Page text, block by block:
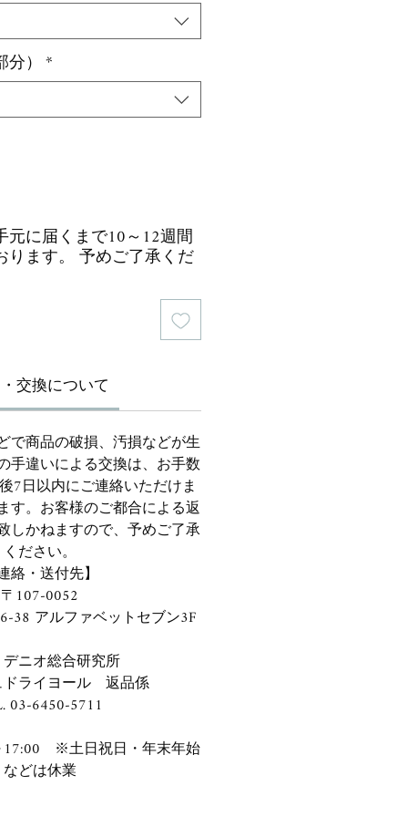
格
） *
に届くまで10～12週間
ます。 予めご了承くだ
交換について
で商品の破損、汚損などが生
手違いによる交換は、お手数
7日以内にご連絡いただけま
す。お客様のご都合による返
しかねますので、予めご了承
ください。
絡・送付先】
〒107-0052
38 アルファベットセブン3F
ニオ総合研究所
ライヨール 返品係
03-6450-5711
※土日祝日・年末年始
などは休業